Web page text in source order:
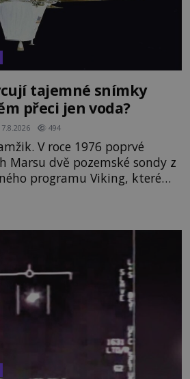
tajemné snímky
přeci jen voda?
7.8.2026 494
V roce 1976 poprvé
Marsu dvě pozemské sondy z
programu Viking, které
fotografie záhadami
Viking 1 zde zaznamená
zachytí podivný útvar
tvář. NASA (Národní úřad